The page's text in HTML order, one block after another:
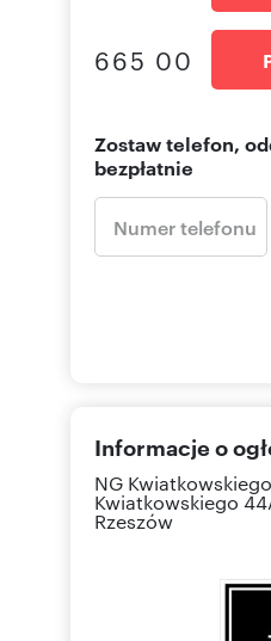
665 00
Zostaw telefon,
bezpłatnie
Informacje o
NG Kwiatkowskiego
Kwiatkowskiego
Rzeszów